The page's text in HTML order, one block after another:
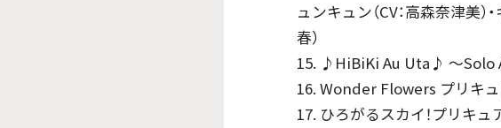
ュンキュン（CV：高森奈津美）
春）
15. ♪HiBiKi Au Uta♪ ～Solo
16. Wonder Flowers プリキュ
17. ひろがるスカイ！プリキ